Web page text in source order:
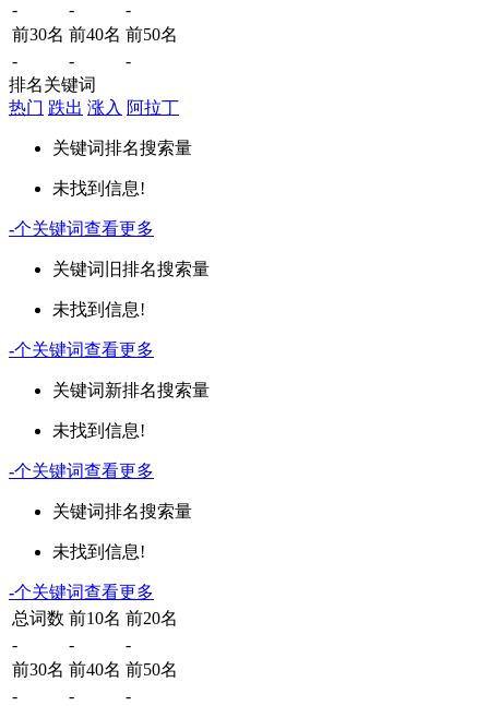
- -
-
前30名 前40名 前50名
-
-
-
排名关键词
热门 跌出 涨入 阿拉丁
关键词排名搜索量
未找到信息!
-个关键词查看更多
关键词 旧排名搜索量
未找到信息!
-个关键词查看更多
关键词新排名搜索量
未找到信息!
-个关键词查看更多
关键词排名搜索量
未找到信息!
-个关键词查看更多
总词数 前10名 前20名
-
-
-
前30名 前40名 前50名
-
-
-